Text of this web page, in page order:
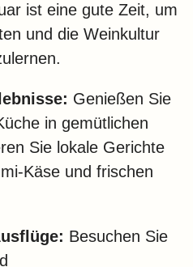
ist eine gute Zeit, um
und die Weinkultur
Genießen Sie
in gemütlichen
Sie lokale Gerichte
Käse und frischen
Besuchen Sie